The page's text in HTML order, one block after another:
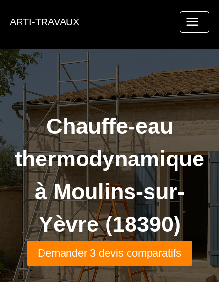
ARTI-TRAVAUX
Chauffe-eau
thermodynamique
à Moulins-sur-
Yèvre (18390)
Demander 3 devis comparatifs